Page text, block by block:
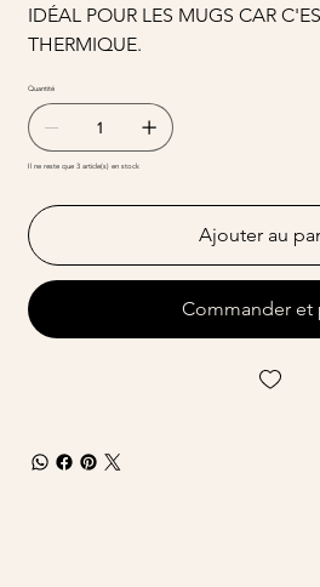
IDÉAL POUR LES MUGS CAR
THERMIQUE.
Quantité
Il ne reste que 3 article(s) en stock
Ajouter au
Commander et